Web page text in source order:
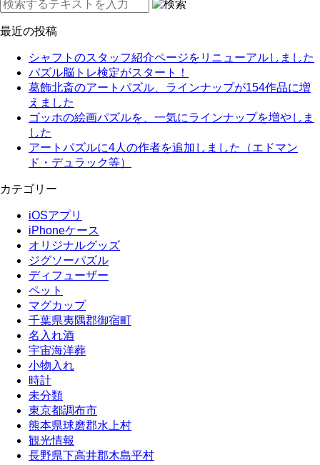
最近の投稿
シャフトのスタッフ紹介ページをリニューアルしました
パズル脳トレ検定がスタート！
葛飾北斎のアートパズル、ラインナップが154作品に増
えました
ゴッホの絵画パズルを、一気にラインナップを増やしま
した
アートパズルに4人の作者を追加しました（エドマン
ド・デュラック等）
カテゴリー
iOSアプリ
iPhoneケース
オリジナルグッズ
ジグソーパズル
ディフューザー
ペット
マグカップ
千葉県夷隅郡御宿町
名入れ酒
宇宙海洋葬
小物入れ
時計
未分類
東京都調布市
熊本県球磨郡水上村
観光情報
長野県下高井郡木島平村